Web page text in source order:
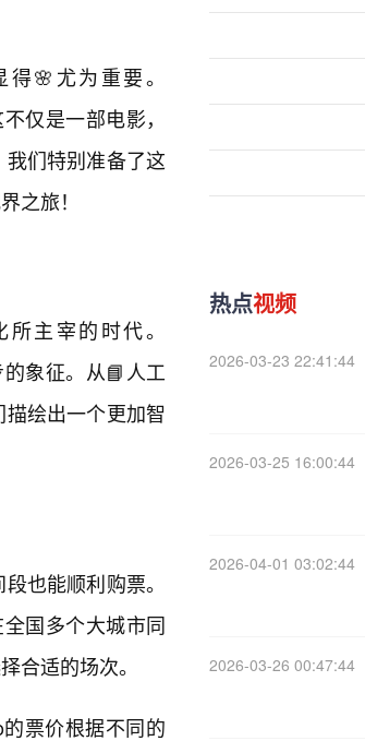
🌸尤为重要。
仅是一部电影，
们特别准备了这
之旅！
主宰的时代。
象征。从📘人工
绘出一个更加智
也能顺利购票。
国多个大城市同
合适的场次。
票价根据不同的
热点视频
2026-03-23 22:41:44
2026-03-25 16:00:44
2026-04-01 03:02:44
2026-03-26 00:47:44